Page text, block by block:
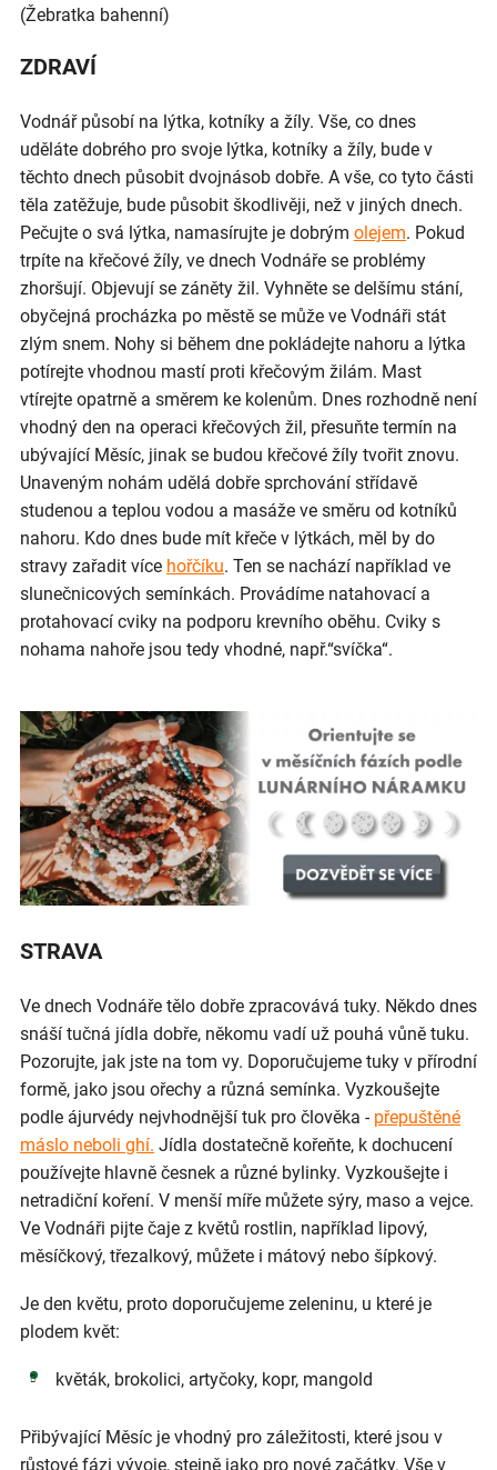
(Žebratka bahenní)
ZDRAVÍ
Vodnář působí na lýtka, kotníky a žíly. Vše, co dnes
uděláte dobrého pro svoje lýtka, kotníky a žíly, bude v
těchto dnech působit dvojnásob dobře. A vše, co tyto části
těla zatěžuje, bude působit škodlivěji, než v jiných dnech.
Pečujte o svá lýtka, namasírujte je dobrým olejem. Pokud
trpíte na křečové žíly, ve dnech Vodnáře se problémy
zhoršují. Objevují se záněty žil. Vyhněte se delšímu stání,
obyčejná procházka po městě se může ve Vodnáři stát
zlým snem. Nohy si během dne pokládejte nahoru a lýtka
potírejte vhodnou mastí proti křečovým žilám. Mast
vtírejte opatrně a směrem ke kolenům. Dnes rozhodně není
vhodný den na operaci křečových žil, přesuňte termín na
ubývající Měsíc, jinak se budou křečové žíly tvořit znovu.
Unaveným nohám udělá dobře sprchování střídavě
studenou a teplou vodou a masáže ve směru od kotníků
nahoru. Kdo dnes bude mít křeče v lýtkách, měl by do
stravy zařadit více hořčíku. Ten se nachází například ve
slunečnicových semínkách. Provádíme natahovací a
protahovací cviky na podporu krevního oběhu. Cviky s
nohama nahoře jsou tedy vhodné, např.“svíčka“.
STRAVA
Ve dnech Vodnáře tělo dobře zpracovává tuky. Někdo dnes
snáší tučná jídla dobře, někomu vadí už pouhá vůně tuku.
Pozorujte, jak jste na tom vy. Doporučujeme tuky v přírodní
formě, jako jsou ořechy a různá semínka. Vyzkoušejte
podle ájurvédy nejvhodnější tuk pro člověka - přepuštěné
máslo neboli ghí. Jídla dostatečně kořeňte, k dochucení
používejte hlavně česnek a různé bylinky. Vyzkoušejte i
netradiční koření. V menší míře můžete sýry, maso a vejce.
Ve Vodnáři pijte čaje z květů rostlin, například lipový,
měsíčkový, třezalkový, můžete i mátový nebo šípkový.
Je den květu, proto doporučujeme zeleninu, u které je
plodem květ:
květák, brokolici, artyčoky, kopr, mangold
Přibývající Měsíc je vhodný pro záležitosti, které jsou v
růstové fázi vývoje, stejně jako pro nové začátky. Vše v